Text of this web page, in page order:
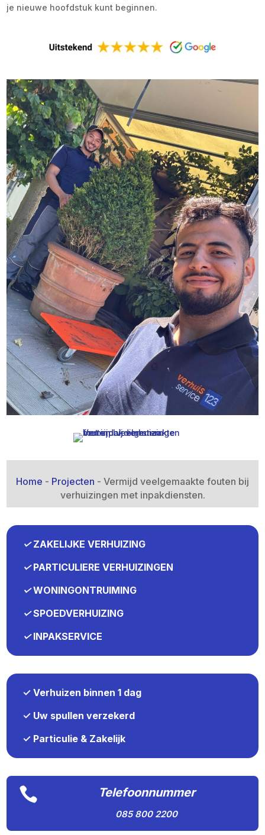
je nieuwe hoofdstuk kunt beginnen.
Home - Projecten - Vermijd veelgemaakte fouten bij
verhuizingen met inpakdiensten.​
✓ZAKELIJKE VERHUIZING
✓PARTICULIERE VERHUIZINGEN
✓WONINGONTRUIMING
✓SPOEDVERHUIZING
✓INPAKSERVICE
✓ Verhuizen binnen 1 dag
✓ Uw spullen verzekerd
✓ Particulie & Zakelijk
 Telefoonnummer
085 800 2200